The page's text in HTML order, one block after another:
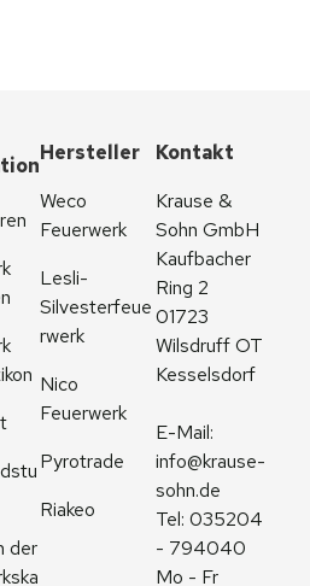
der
Hersteller
Weco
Feuerwerk
Lesli-
Silvesterfeue
rwerk
Nico
Feuerwerk
Pyrotrade
Riakeo
Kontakt
Krause &
Sohn GmbH
Kaufbacher
Ring 2
01723
Wilsdruff OT
Kesselsdorf
info@krause-
sohn.de
Tel: 035204
- 794040
Mo - Fr